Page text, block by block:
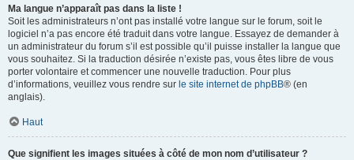
Ma langue n’apparaît pas dans la liste !
Soit les administrateurs n’ont pas installé votre langue sur le forum, soit le
logiciel n’a pas encore été traduit dans votre langue. Essayez de demander à
un administrateur du forum s’il est possible qu’il puisse installer la langue que
vous souhaitez. Si la traduction désirée n’existe pas, vous êtes libre de vous
porter volontaire et commencer une nouvelle traduction. Pour plus
d’informations, veuillez vous rendre sur le site internet de phpBB® (en
anglais).
Haut
Que signifient les images situées à côté de mon nom d’utilisateur ?